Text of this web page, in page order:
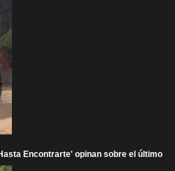
Encontrarte' opinan sobre el último